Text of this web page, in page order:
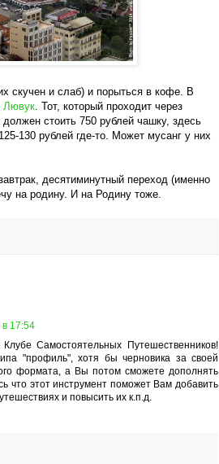
скучен и слаб) и порыться в кофе. В
Лювук . Тот, который проходит через
стоить 750 рублей чашку, здесь
130 рублей где-то. Может мусанг у них
десятиминутный переход (именно
на родину. И на Родину тоже.
в 17:54
Самостоятельных Путешественников!
"профиль", хотя бы черновика за своей
формата, а Вы потом сможете дополнять
что этот инструмент поможет Вам добавить
и повысить их к.п.д.